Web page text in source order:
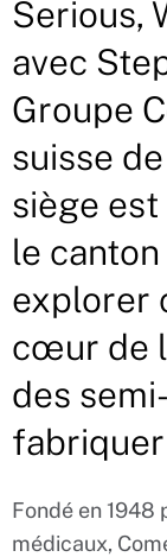
Serious,
avec
Groupe
suisse
siège
le
explorer
cœur de
des
Fondé en 1948
médicaux,